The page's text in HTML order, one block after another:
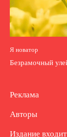
Я новатор
Безрамочный
Реклама
Авторы
Издание